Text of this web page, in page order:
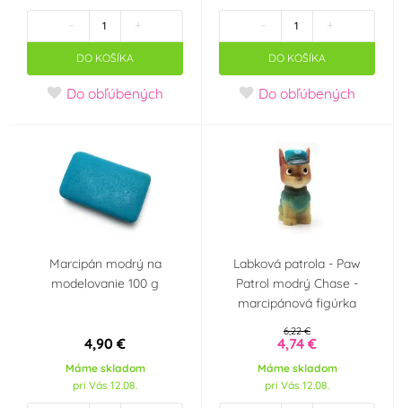
Neobsahuje palmový
olej (0)
Neobsahuje
transmastné kyseliny
(TFA Free) (0)
Veľká noc SpongeBob
Minecraft Srdce - Valentýn
Jednorožec - Unicorn
Hello Kitty
Frozen - Ledové
království
- +
DO KOŠÍKA
Do obľúbených
- +
DO KOŠÍKA
Do obľúbených
Marcipán modrý na
modelovanie 100 g
4,90 €
Máme skladom
pri Vás 12.08.
Labková patrola - Paw
Patrol modrý Chase -
marcipánová figúrka
6,22 €
4,74 €
Máme skladom
pri Vás 12.08.